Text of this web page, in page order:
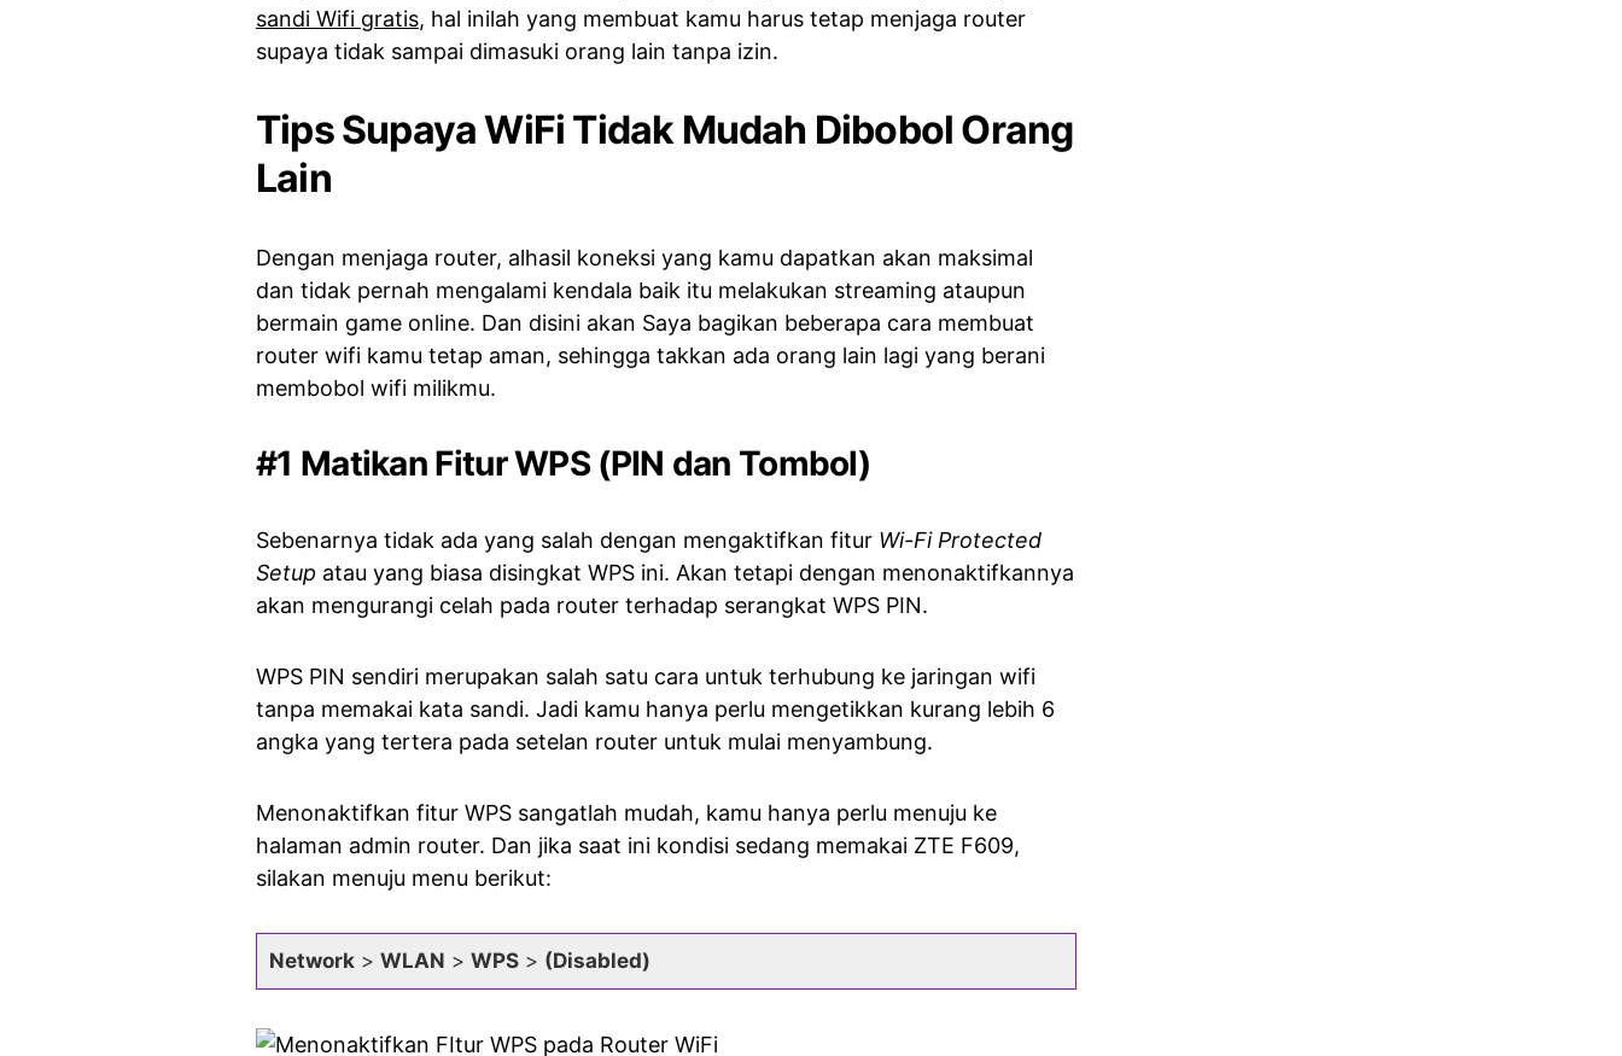
sandi Wifi gratis, hal inilah yang membuat kamu harus tetap menjaga router
supaya tidak sampai dimasuki orang lain tanpa izin.
Tips Supaya WiFi Tidak Mudah Dibobol Orang
Lain
Dengan menjaga router, alhasil koneksi yang kamu dapatkan akan maksimal
dan tidak pernah mengalami kendala baik itu melakukan streaming ataupun
bermain game online. Dan disini akan Saya bagikan beberapa cara membuat
router wifi kamu tetap aman, sehingga takkan ada orang lain lagi yang berani
membobol wifi milikmu.
#1 Matikan Fitur WPS (PIN dan Tombol)
Sebenarnya tidak ada yang salah dengan mengaktifkan fitur Wi-Fi Protected
Setup atau yang biasa disingkat WPS ini. Akan tetapi dengan menonaktifkannya
akan mengurangi celah pada router terhadap serangkat WPS PIN.
WPS PIN sendiri merupakan salah satu cara untuk terhubung ke jaringan wifi
tanpa memakai kata sandi. Jadi kamu hanya perlu mengetikkan kurang lebih 6
angka yang tertera pada setelan router untuk mulai menyambung.
Menonaktifkan fitur WPS sangatlah mudah, kamu hanya perlu menuju ke
halaman admin router. Dan jika saat ini kondisi sedang memakai ZTE F609,
silakan menuju menu berikut:
Network > WLAN > WPS > (Disabled)